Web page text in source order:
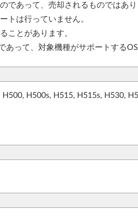
であって、売却されるものではあり
トは行っていません。
ことがあります。
って、対象機種がサポートするOS
H500s, H515, H515s, H530,